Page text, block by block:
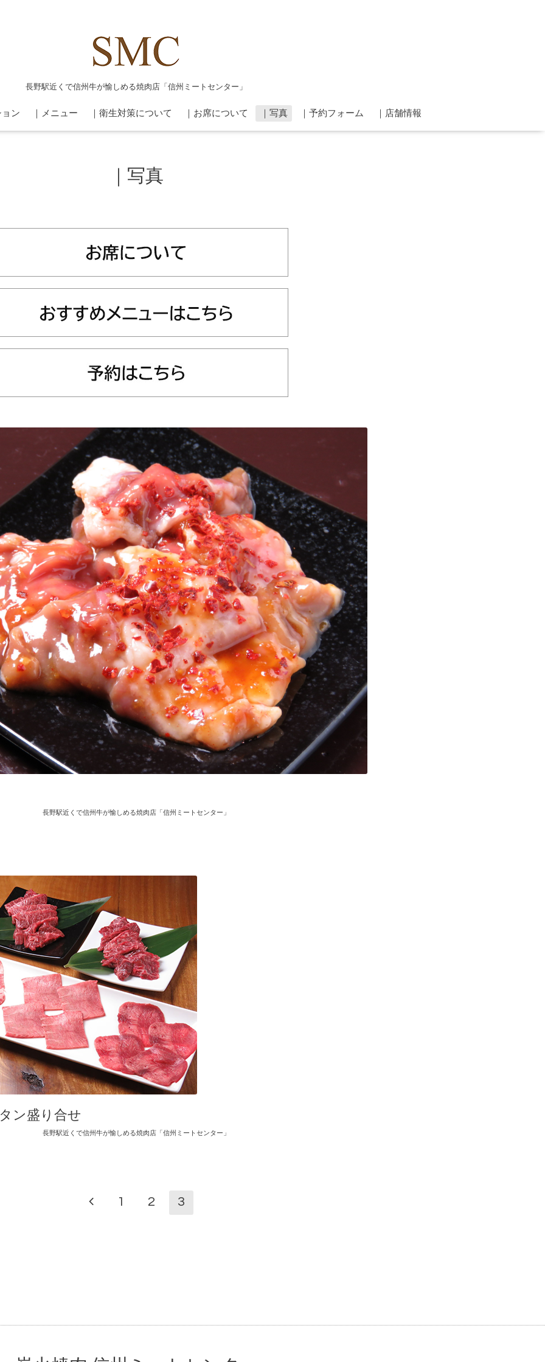
長野駅近くで信州牛が愉しめる焼肉店「信州ミートセンター」
ン ｜メニュー ｜衛生対策について ｜お席について ｜写真 ｜予約フォーム ｜店舗情報
｜写真
長野駅近くで信州牛が愉しめる焼肉店「信州ミートセンター」
ン盛り合せ
長野駅近くで信州牛が愉しめる焼肉店「信州ミートセンター」
1 2 3